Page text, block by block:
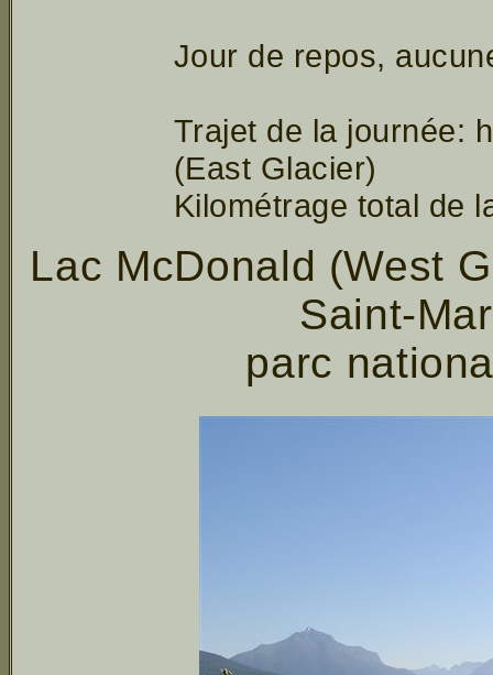
Jour de repos,
Trajet de la journée:
(East Glacier)
Kilométrage total de
Lac McDonald (West
Saint-
parc